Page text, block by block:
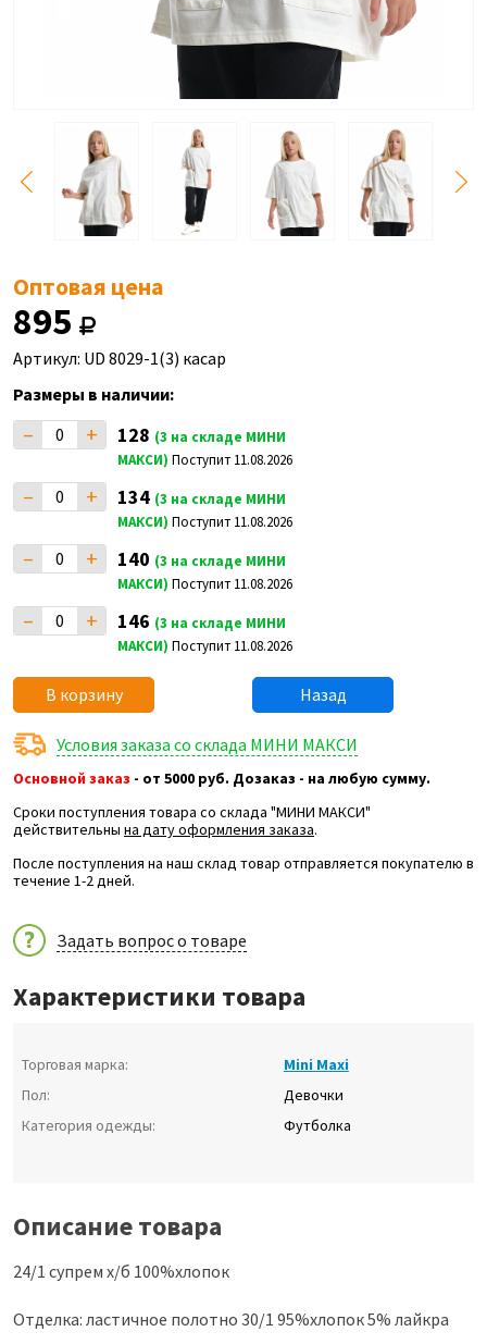
Оптовая цена
895
Артикул: UD 8029-1(3) касар
Размеры в наличии:
– + 128 (3 на складе МИНИ
МАКСИ) Поступит 11.08.2026
– + 134 (3 на складе МИНИ
МАКСИ) Поступит 11.08.2026
– + 140 (3 на складе МИНИ
МАКСИ) Поступит 11.08.2026
– + 146 (3 на складе МИНИ
МАКСИ) Поступит 11.08.2026
В корзину Назад
Условия заказа со склада МИНИ МАКСИ
Основной заказ - от 5000 руб. Дозаказ - на любую сумму.
Сроки поступления товара со склада "МИНИ МАКСИ"
действительны на дату оформления заказа.
После поступления на наш склад товар отправляется покупателю в
течение 1-2 дней.
Задать вопрос о товаре
Характеристики товара
Торговая марка:
Mini Maxi
Пол:
Девочки
Категория одежды:
Футболка
Описание товара
24/1 супрем х/б 100%хлопок
Отделка: ластичное полотно 30/1 95%хлопок 5% лайкра